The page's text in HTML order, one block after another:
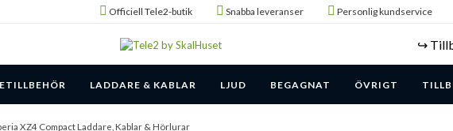
Officiell Tele2-butik Snabba leveranser Personlig kundservice
↪️
LADDARE & KABLAR LJUD BEGAGNAT ÖVRIGT
XZ4 Compact Laddare, Kablar & Hörlurar